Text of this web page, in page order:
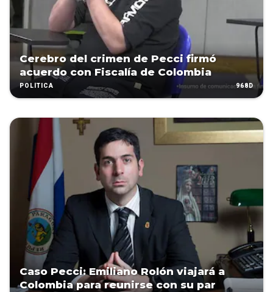
Cerebro del crimen de Pecci firmó
acuerdo con Fiscalía de Colombia
POLÍTICA 968D
Caso Pecci: Emiliano Rolón viajará a
Colombia para reunirse con su par